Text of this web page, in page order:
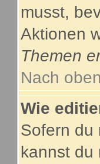
musst,
Aktionen
Themen
Nach oben
Wie
Sofern du
kannst du